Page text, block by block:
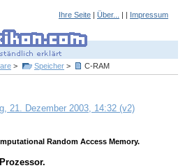
Ihre Seite | Über... | | Impressum
> Speicher > C-RAM
21. Dezember 2003, 14:32 (v2)
Random Access Memory.